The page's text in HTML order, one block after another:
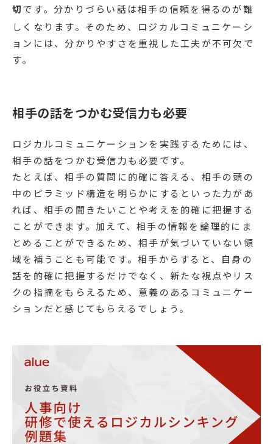
切です。分かりづらい話は相手の信頼を得るのが難
しくなります。そのため、ロジカルコミュニケーシ
ョンには、分かりやすさを重視した工夫が不可欠で
す。
相手の話をつかむ受信力も必要
ロジカルコミュニケーションを実践するためには、
相手の話をつかむ受信力も必要です。
たとえば、相手の質問に的確に答える、相手の頭の
中のピラミッド構造を明らかにするといった力があ
れば、相手の聞きたいことや考えを的確に把握する
ことができます。加えて、相手の情報を論理的にま
とめることができるため、相手が気づいていない領
域を補うことも可能です。相手からすると、自身の
話を的確に把握するだけでなく、新たな視点やリス
クの指摘をもらえるため、意義のあるコミュニケー
ションだと感じてもらえるでしょう。